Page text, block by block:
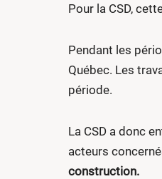
Pour la CSD,
Pendant les
Québec. Les
période.
La CSD a donc
acteurs
construction.